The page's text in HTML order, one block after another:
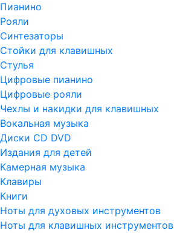
Пианино
Рояли
Синтезаторы
Стойки для клавишных
Стулья
Цифровые пианино
Цифровые рояли
Чехлы и накидки для клавишных
Вокальная музыка
Диски CD DVD
Издания для детей
Камерная музыка
Клавиры
Книги
Ноты для духовых инструментов
Ноты для клавишных инструментов